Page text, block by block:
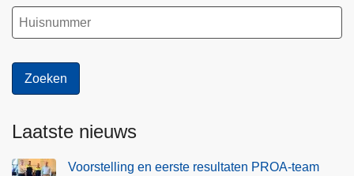
Laatste nieuws
Voorstelling en eerste resultaten PROA-team